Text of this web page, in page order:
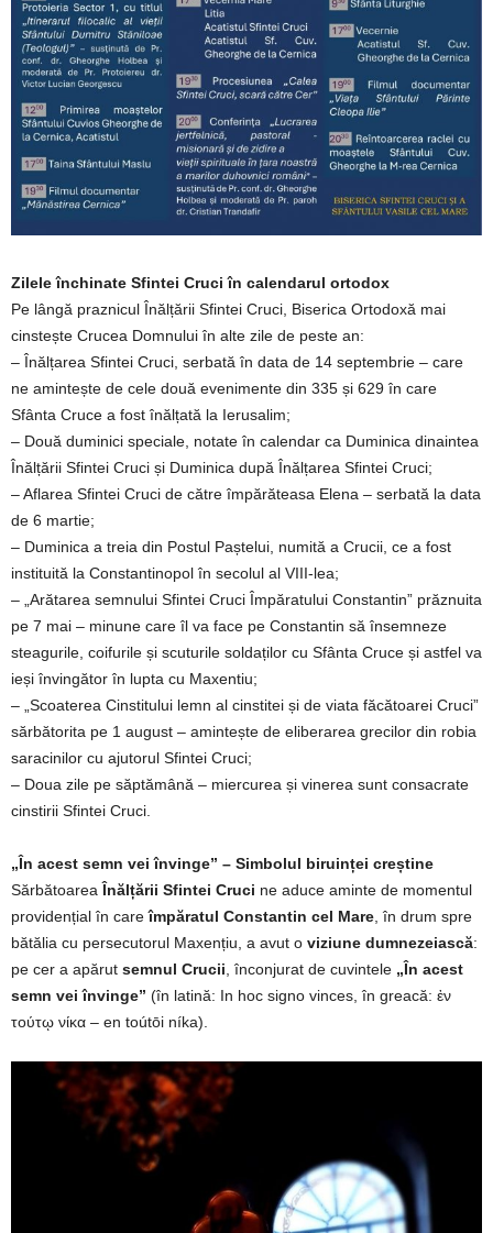
Zilele închinate Sfintei Cruci în calendarul ortodox
Pe lângă praznicul Înălțării Sfintei Cruci, Biserica Ortodoxă mai
cinstește Crucea Domnului în alte zile de peste an:
– Înălțarea Sfintei Cruci, serbată în data de 14 septembrie – care
ne amintește de cele două evenimente din 335 și 629 în care
Sfânta Cruce a fost înălțată la Ierusalim;
– Două duminici speciale, notate în calendar ca Duminica dinaintea
Înălțării Sfintei Cruci și Duminica după Înălțarea Sfintei Cruci;
– Aflarea Sfintei Cruci de către împărăteasa Elena – serbată la data
de 6 martie;
– Duminica a treia din Postul Paștelui, numită a Crucii, ce a fost
instituită la Constantinopol în secolul al VIII-lea;
– „Arătarea semnului Sfintei Cruci Împăratului Constantin” prăznuita
pe 7 mai – minune care îl va face pe Constantin să însemneze
steagurile, coifurile și scuturile soldaților cu Sfânta Cruce și astfel va
ieși învingător în lupta cu Maxentiu;
– „Scoaterea Cinstitului lemn al cinstitei și de viata făcătoarei Cruci”
sărbătorita pe 1 august – amintește de eliberarea grecilor din robia
saracinilor cu ajutorul Sfintei Cruci;
– Doua zile pe săptămână – miercurea și vinerea sunt consacrate
cinstirii Sfintei Cruci.
„În acest semn vei învinge” – Simbolul biruinței creștine
Sărbătoarea Înălțării Sfintei Cruci ne aduce aminte de momentul
providențial în careîmpăratul Constantin cel Mare , în drum spre
bătălia cu persecutorul Maxențiu, a avut o viziune dumnezeiască:
pe cer a apărut semnul Crucii , înconjurat de cuvintele „În acest
semn vei învinge” (în latină: In hoc signo vinces, în greacă: ἐν
τούτῳ νίκα – en toútōi níka).